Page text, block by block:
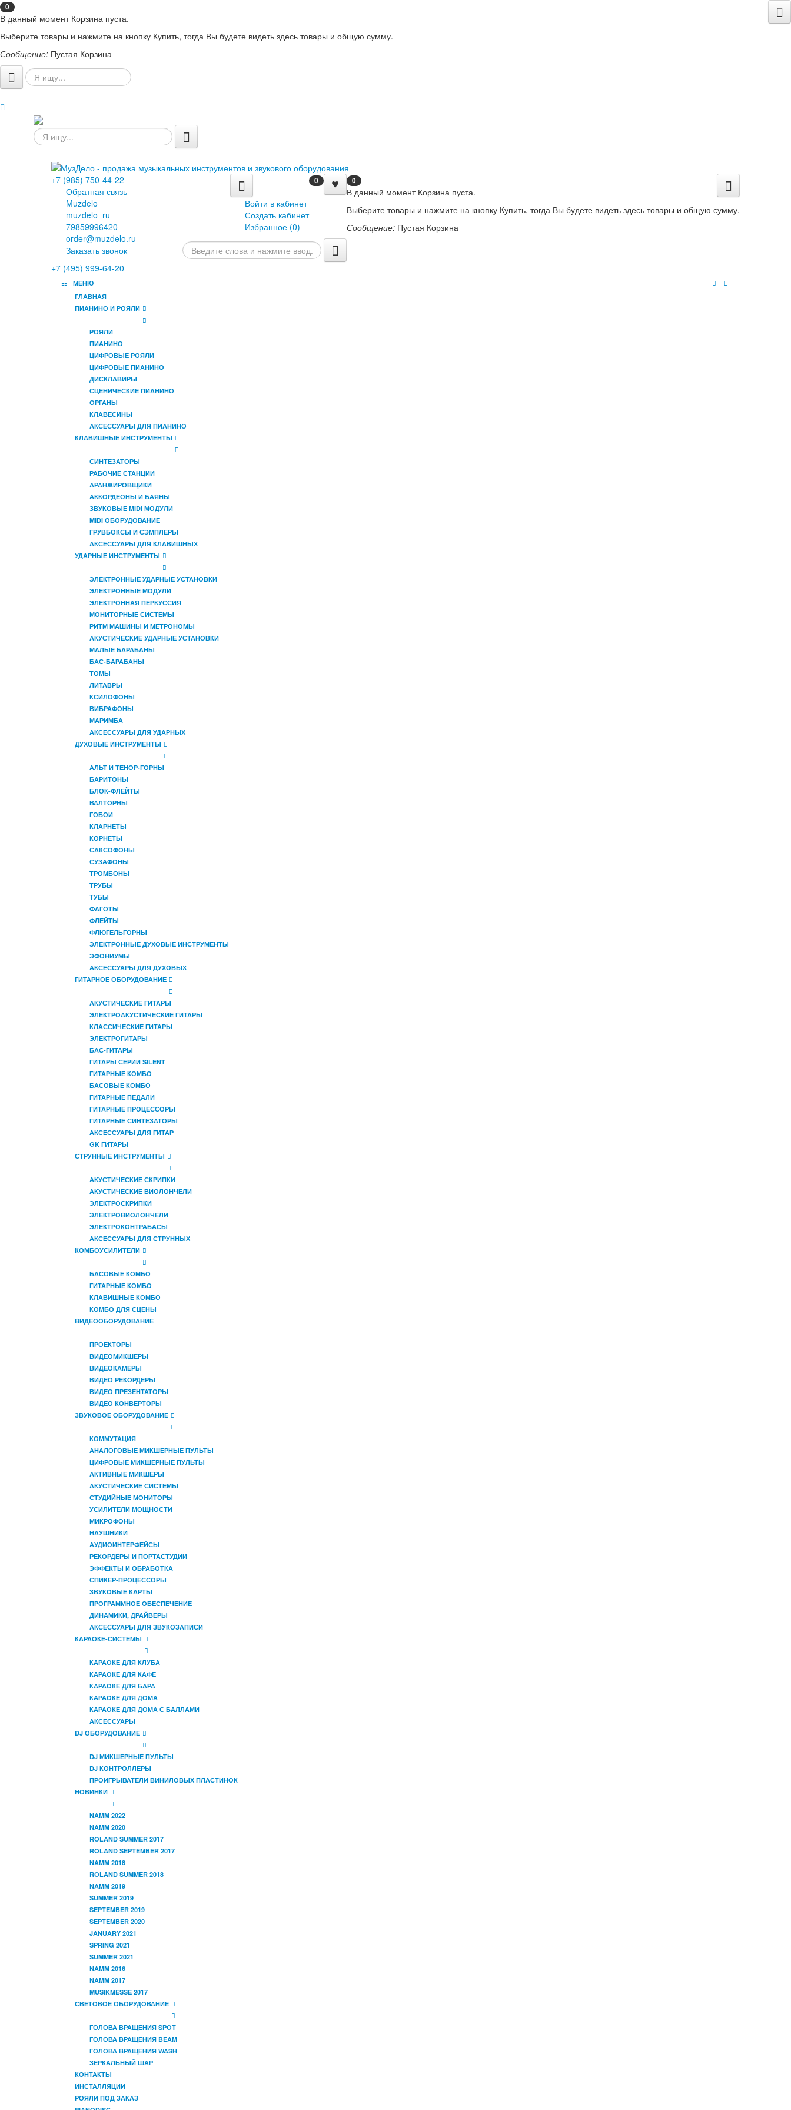
0
В данный момент Корзина пуста.
Выберите товары и нажмите на кнопку Купить, тогда Вы будете видеть здесь товары и общую сумму.
Сообщение: Пустая Корзина
+7 (985) 750-44-22
Обратная связь
Muzdelo
muzdelo_ru
79859996420
order@muzdelo.ru
Заказать звонок
+7 (495) 999-64-20
0
В данный момент Корзина пуста.
Выберите товары и нажмите на кнопку Купить, тогда Вы будете видеть здесь товары и общую сумму.
Сообщение: Пустая Корзина
0
Войти в кабинет
Создать кабинет
Избранное (0)
МЕНЮ
ГЛАВНАЯ
ПИАНИНО И РОЯЛИ
РОЯЛИ
ПИАНИНО
ЦИФРОВЫЕ РОЯЛИ
ЦИФРОВЫЕ ПИАНИНО
ДИСКЛАВИРЫ
СЦЕНИЧЕСКИЕ ПИАНИНО
ОРГАНЫ
КЛАВЕСИНЫ
АКСЕССУАРЫ ДЛЯ ПИАНИНО
КЛАВИШНЫЕ ИНСТРУМЕНТЫ
СИНТЕЗАТОРЫ
РАБОЧИЕ СТАНЦИИ
АРАНЖИРОВЩИКИ
АККОРДЕОНЫ И БАЯНЫ
ЗВУКОВЫЕ MIDI МОДУЛИ
MIDI ОБОРУДОВАНИЕ
ГРУВБОКСЫ И СЭМПЛЕРЫ
АКСЕССУАРЫ ДЛЯ КЛАВИШНЫХ
УДАРНЫЕ ИНСТРУМЕНТЫ
ЭЛЕКТРОННЫЕ УДАРНЫЕ УСТАНОВКИ
ЭЛЕКТРОННЫЕ МОДУЛИ
ЭЛЕКТРОННАЯ ПЕРКУССИЯ
МОНИТОРНЫЕ СИСТЕМЫ
РИТМ МАШИНЫ И МЕТРОНОМЫ
АКУСТИЧЕСКИЕ УДАРНЫЕ УСТАНОВКИ
МАЛЫЕ БАРАБАНЫ
БАС-БАРАБАНЫ
ТОМЫ
ЛИТАВРЫ
КСИЛОФОНЫ
ВИБРАФОНЫ
МАРИМБА
АКСЕССУАРЫ ДЛЯ УДАРНЫХ
ДУХОВЫЕ ИНСТРУМЕНТЫ
АЛЬТ И ТЕНОР-ГОРНЫ
БАРИТОНЫ
БЛОК-ФЛЕЙТЫ
ВАЛТОРНЫ
ГОБОИ
КЛАРНЕТЫ
КОРНЕТЫ
САКСОФОНЫ
СУЗАФОНЫ
ТРОМБОНЫ
ТРУБЫ
ТУБЫ
ФАГОТЫ
ФЛЕЙТЫ
ФЛЮГЕЛЬГОРНЫ
ЭЛЕКТРОННЫЕ ДУХОВЫЕ ИНСТРУМЕНТЫ
ЭФОНИУМЫ
АКСЕССУАРЫ ДЛЯ ДУХОВЫХ
ГИТАРНОЕ ОБОРУДОВАНИЕ
АКУСТИЧЕСКИЕ ГИТАРЫ
ЭЛЕКТРОАКУСТИЧЕСКИЕ ГИТАРЫ
КЛАССИЧЕСКИЕ ГИТАРЫ
ЭЛЕКТРОГИТАРЫ
БАС-ГИТАРЫ
ГИТАРЫ СЕРИИ SILENT
ГИТАРНЫЕ КОМБО
БАСОВЫЕ КОМБО
ГИТАРНЫЕ ПЕДАЛИ
ГИТАРНЫЕ ПРОЦЕССОРЫ
ГИТАРНЫЕ СИНТЕЗАТОРЫ
АКСЕССУАРЫ ДЛЯ ГИТАР
GK ГИТАРЫ
СТРУННЫЕ ИНСТРУМЕНТЫ
АКУСТИЧЕСКИЕ СКРИПКИ
АКУСТИЧЕСКИЕ ВИОЛОНЧЕЛИ
ЭЛЕКТРОСКРИПКИ
ЭЛЕКТРОВИОЛОНЧЕЛИ
ЭЛЕКТРОКОНТРАБАСЫ
АКСЕССУАРЫ ДЛЯ СТРУННЫХ
КОМБОУСИЛИТЕЛИ
БАСОВЫЕ КОМБО
ГИТАРНЫЕ КОМБО
КЛАВИШНЫЕ КОМБО
КОМБО ДЛЯ СЦЕНЫ
ВИДЕООБОРУДОВАНИЕ
ПРОЕКТОРЫ
ВИДЕОМИКШЕРЫ
ВИДЕОКАМЕРЫ
ВИДЕО РЕКОРДЕРЫ
ВИДЕО ПРЕЗЕНТАТОРЫ
ВИДЕО КОНВЕРТОРЫ
ЗВУКОВОЕ ОБОРУДОВАНИЕ
КОММУТАЦИЯ
АНАЛОГОВЫЕ МИКШЕРНЫЕ ПУЛЬТЫ
ЦИФРОВЫЕ МИКШЕРНЫЕ ПУЛЬТЫ
АКТИВНЫЕ МИКШЕРЫ
АКУСТИЧЕСКИЕ СИСТЕМЫ
СТУДИЙНЫЕ МОНИТОРЫ
УСИЛИТЕЛИ МОЩНОСТИ
МИКРОФОНЫ
НАУШНИКИ
АУДИОИНТЕРФЕЙСЫ
РЕКОРДЕРЫ И ПОРТАСТУДИИ
ЭФФЕКТЫ И ОБРАБОТКА
СПИКЕР-ПРОЦЕССОРЫ
ЗВУКОВЫЕ КАРТЫ
ПРОГРАММНОЕ ОБЕСПЕЧЕНИЕ
ДИНАМИКИ, ДРАЙВЕРЫ
АКСЕССУАРЫ ДЛЯ ЗВУКОЗАПИСИ
КАРАОКЕ-СИСТЕМЫ
КАРАОКЕ ДЛЯ КЛУБА
КАРАОКЕ ДЛЯ КАФЕ
КАРАОКЕ ДЛЯ БАРА
КАРАОКЕ ДЛЯ ДОМА
КАРАОКЕ ДЛЯ ДОМА С БАЛЛАМИ
АКСЕССУАРЫ
DJ ОБОРУДОВАНИЕ
DJ МИКШЕРНЫЕ ПУЛЬТЫ
DJ КОНТРОЛЛЕРЫ
ПРОИГРЫВАТЕЛИ ВИНИЛОВЫХ ПЛАСТИНОК
НОВИНКИ
NAMM 2022
NAMM 2020
ROLAND SUMMER 2017
ROLAND SEPTEMBER 2017
NAMM 2018
ROLAND SUMMER 2018
NAMM 2019
SUMMER 2019
SEPTEMBER 2019
SEPTEMBER 2020
JANUARY 2021
SPRING 2021
SUMMER 2021
NAMM 2016
NAMM 2017
MUSIKMESSE 2017
СВЕТОВОЕ ОБОРУДОВАНИЕ
ГОЛОВА ВРАЩЕНИЯ SPOT
ГОЛОВА ВРАЩЕНИЯ BEAM
ГОЛОВА ВРАЩЕНИЯ WASH
ЗЕРКАЛЬНЫЙ ШАР
КОНТАКТЫ
ИНСТАЛЛЯЦИИ
РОЯЛИ ПОД ЗАКАЗ